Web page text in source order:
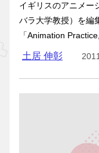
イギリスのアニメー
バラ大学教授）を編
「Animation
土居 伸彰